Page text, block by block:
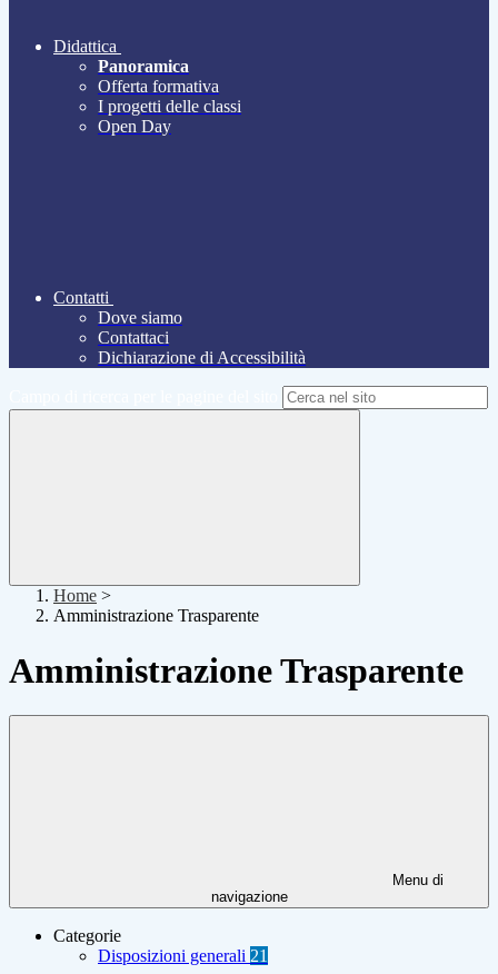
Didattica
Panoramica
Offerta formativa
I progetti delle classi
Open Day
Contatti
Dove siamo
Contattaci
Dichiarazione di Accessibilità
Home >
Amministrazione Trasparente
Amministrazione Trasparente
Menu di
navigazione
Categorie
Disposizioni generali 21